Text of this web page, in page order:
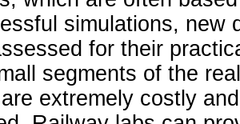
simulations, new
for their
segments of the
extremely costly